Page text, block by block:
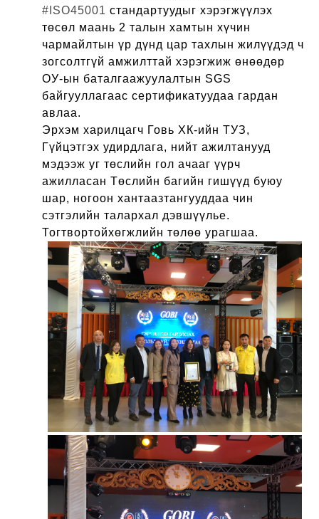
#ISO45001 стандартуудыг хэрэгжүүлэх
төсөл маань 2 талын хамтын хүчин
чармайлтын үр дүнд цар тахлын жилүүдэд ч
зогсолтгүй амжилттай хэрэгжиж өнөөдөр
ОУ-ын баталгаажуулалтын SGS
байгууллагаас сертификатуудаа гардан
авлаа.
Эрхэм харилцагч Говь ХК-ийн ТУЗ,
Гүйцэтгэх удирдлага, нийт ажилтанууд
мэдээж уг төслийн гол ачааг үүрч
ажилласан Төслийн багийн гишүүд буюу
шар, ногоон хантаазтангууддаа чин
сэтгэлийн талархал дэвшүүлье.
Тогтвортойхөгжлийн төлөө урагшаа.